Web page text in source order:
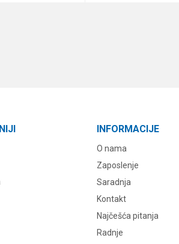
INFORMACIJE
O nama
Zaposlenje
Saradnja
Kontakt
Najčešća pitanja
Radnje